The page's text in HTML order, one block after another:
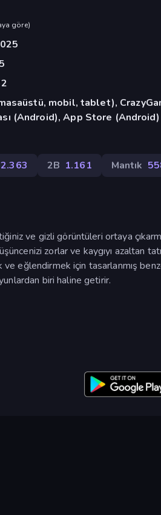
göre)
mobil, tablet),
(Android), App Store (Android)
2.363 2B 1.161 Mantık
ve gizli görüntüleri ortaya
zorlar ve kaygıyı azaltan
ve eğlendirmek için tasarlanmış
biri haline getirir.